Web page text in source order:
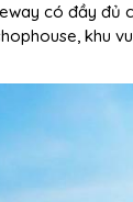
có đầy đủ
khu